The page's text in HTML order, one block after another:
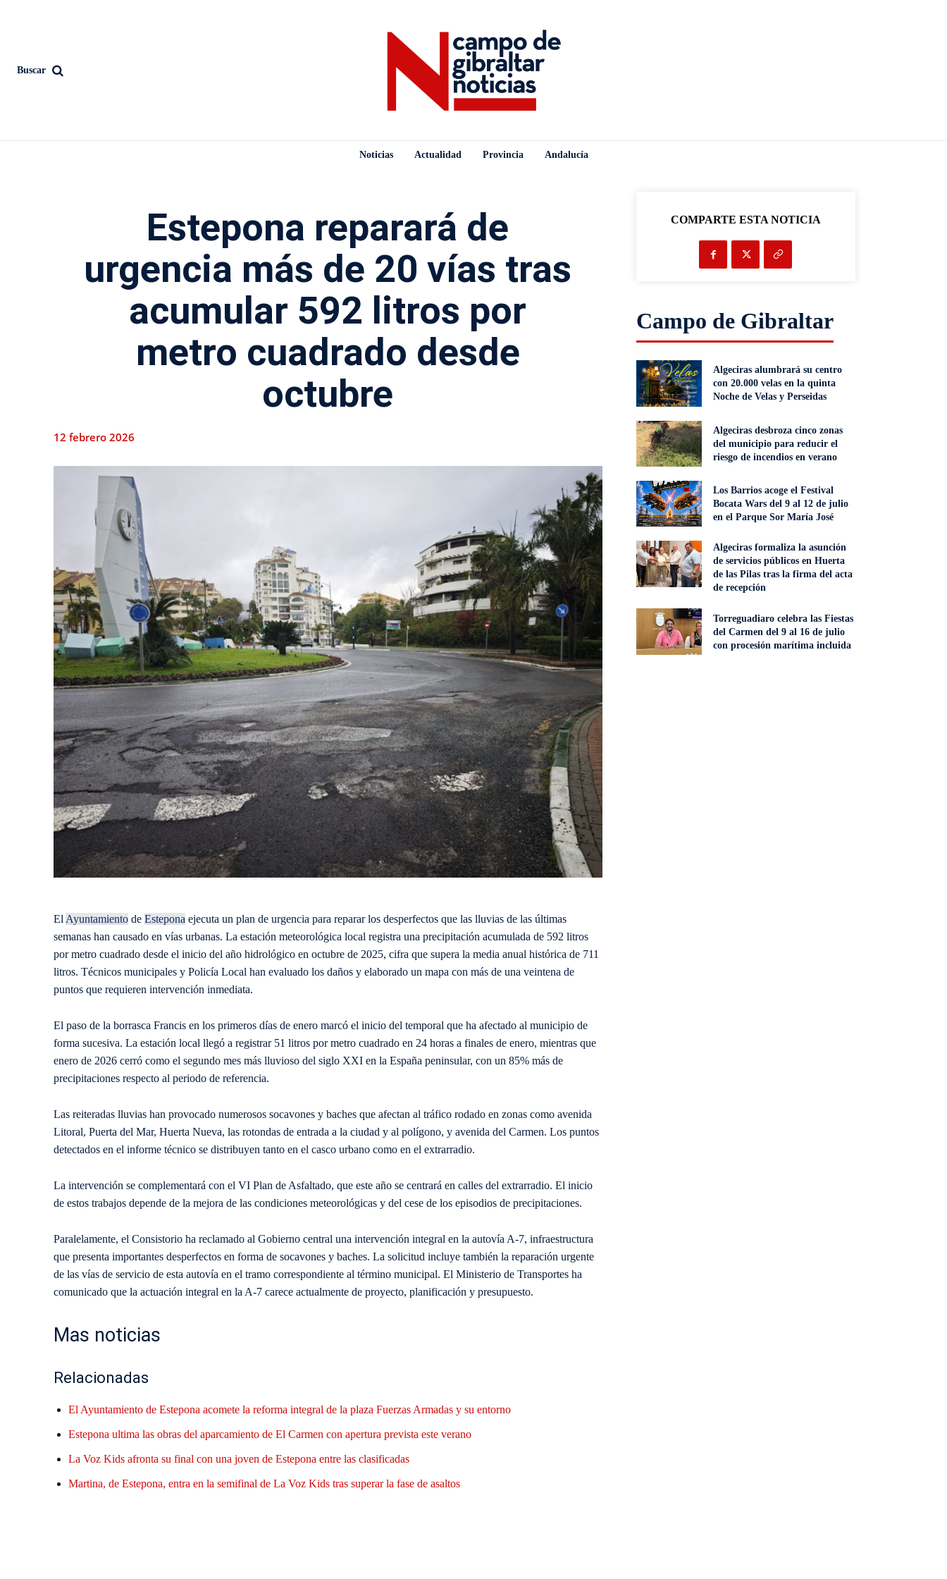
Buscar
Noticias Actualidad Provincia Andalucía
Estepona reparará de
urgencia más de 20 vías tras
acumular 592 litros por
metro cuadrado desde
octubre
12 febrero 2026
El Ayuntamiento de Estepona ejecuta un plan de urgencia para reparar los desperfectos que las lluvias de las últimas
semanas han causado en vías urbanas. La estación meteorológica local registra una precipitación acumulada de 592 litros
por metro cuadrado desde el inicio del año hidrológico en octubre de 2025, cifra que supera la media anual histórica de 711
litros. Técnicos municipales y Policía Local han evaluado los daños y elaborado un mapa con más de una veintena de
puntos que requieren intervención inmediata.
El paso de la borrasca Francis en los primeros días de enero marcó el inicio del temporal que ha afectado al municipio de
forma sucesiva. La estación local llegó a registrar 51 litros por metro cuadrado en 24 horas a finales de enero, mientras que
enero de 2026 cerró como el segundo mes más lluvioso del siglo XXI en la España peninsular, con un 85% más de
precipitaciones respecto al periodo de referencia.
Las reiteradas lluvias han provocado numerosos socavones y baches que afectan al tráfico rodado en zonas como avenida
Litoral, Puerta del Mar, Huerta Nueva, las rotondas de entrada a la ciudad y al polígono, y avenida del Carmen. Los puntos
detectados en el informe técnico se distribuyen tanto en el casco urbano como en el extrarradio.
La intervención se complementará con el VI Plan de Asfaltado, que este año se centrará en calles del extrarradio. El inicio
de estos trabajos depende de la mejora de las condiciones meteorológicas y del cese de los episodios de precipitaciones.
Paralelamente, el Consistorio ha reclamado al Gobierno central una intervención integral en la autovía A-7, infraestructura
que presenta importantes desperfectos en forma de socavones y baches. La solicitud incluye también la reparación urgente
de las vías de servicio de esta autovía en el tramo correspondiente al término municipal. El Ministerio de Transportes ha
comunicado que la actuación integral en la A-7 carece actualmente de proyecto, planificación y presupuesto.
Mas noticias
Relacionadas
El Ayuntamiento de Estepona acomete la reforma integral de la plaza Fuerzas Armadas y su entorno
Estepona ultima las obras del aparcamiento de El Carmen con apertura prevista este verano
La Voz Kids afronta su final con una joven de Estepona entre las clasificadas
Martina, de Estepona, entra en la semifinal de La Voz Kids tras superar la fase de asaltos
COMPARTE ESTA NOTICIA
Campo de Gibraltar
Algeciras alumbrará su centro
con 20.000 velas en la quinta
Noche de Velas y Perseidas
Algeciras desbroza cinco zonas
del municipio para reducir el
riesgo de incendios en verano
Los Barrios acoge el Festival
Bocata Wars del 9 al 12 de julio
en el Parque Sor María José
Algeciras formaliza la asunción
de servicios públicos en Huerta
de las Pilas tras la firma del acta
de recepción
Torreguadiaro celebra las Fiestas
del Carmen del 9 al 16 de julio
con procesión marítima incluida